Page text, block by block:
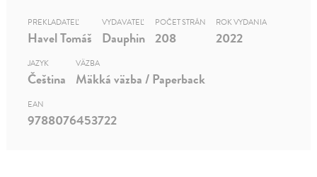
PREKLADATEĽ
Havel Tomáš
VYDAVATEĽ
Dauphin
POČET STRÁN
208
ROK VYDANIA
2022
JAZYK
Čeština
VÄZBA
Mäkká väzba / Paperback
EAN
9788076453722